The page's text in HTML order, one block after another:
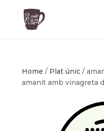
Home / Plat únic/
amanit amb vinagreta